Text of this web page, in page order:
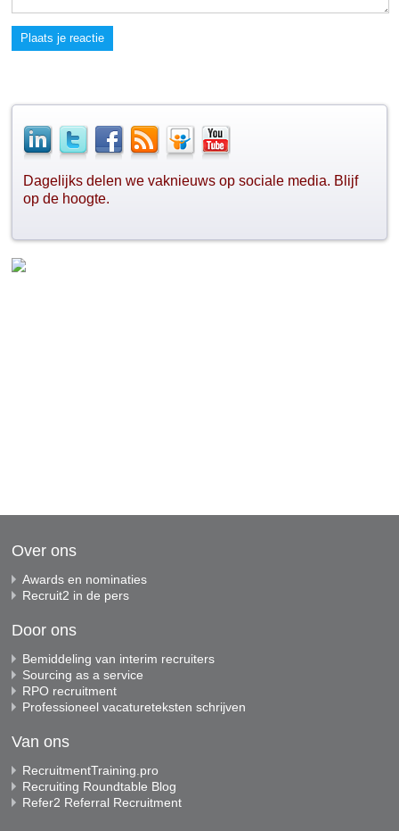
Plaats je reactie
Dagelijks delen we vaknieuws op sociale media. Blijf
op de hoogte.
Over ons
Awards en nominaties
Recruit2 in de pers
Door ons
Bemiddeling van interim recruiters
Sourcing as a service
RPO recruitment
Professioneel vacatureteksten schrijven
Van ons
RecruitmentTraining.pro
Recruiting Roundtable Blog
Refer2 Referral Recruitment